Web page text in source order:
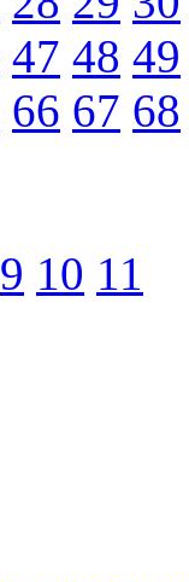
47 48 49
66 67 68
9 10 11